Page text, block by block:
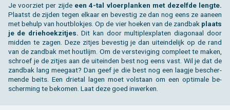
Je voor­ziet per zijde een 4-tal vloer­plan­ken met de­zelf­de leng­te.
Plaatst de zij­den tegen el­kaar en be­ves­tig ze dan nog eens ze aan­een
met be­hulp van hout­blok­jes. Op de vier hoe­ken van de zand­bak plaats
je de drie­hoek­zit­jes. Dit kan door mul­ti­plex­pla­ten dia­go­naal door
mid­den te zagen. Deze zit­jes be­ves­tig je dan uit­ein­de­lijk op de rand
van de zand­bak met hout­lijm. Om de ver­ste­vi­ging com­pleet te maken,
schroef je de zit­jes aan de uit­ein­den best nog eens vast. Wil je dat de
zand­bak lang mee­gaat? Dan geef je die best nog een laag­je be­scher­
men­de beits. Een drie­tal lagen moet vol­staan om een op­ti­ma­le be­
scher­ming te be­ko­men. Laat deze goed in­wer­ken.